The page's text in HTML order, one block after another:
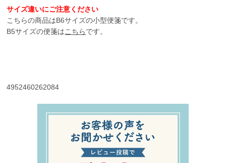
サイズ違いにご注意ください
こちらの商品はB6サイズの小型便箋です。
B5サイズの便箋はこちらです。
4952460262084